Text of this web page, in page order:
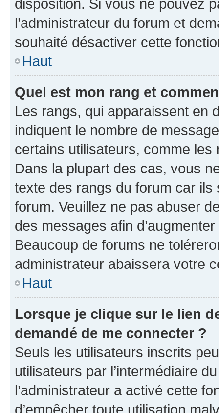
disposition. Si vous ne pouvez
l’administrateur du forum et
souhaité désactiver cette
Haut
Quel est mon rang et
Les rangs, qui apparaissent en
indiquent le nombre de
certains utilisateurs, comme
Dans la plupart des cas, vous
texte des rangs du forum car ils
forum. Veuillez ne pas abuser
des messages afin
Beaucoup de forums ne
administrateur abaissera votre
Haut
Lorsque je clique sur le lien
demandé de me connecter ?
Seuls les utilisateurs inscrits
utilisateurs par l’intermédiaire
l’administrateur a activé cette
d’empêcher toute utilisation